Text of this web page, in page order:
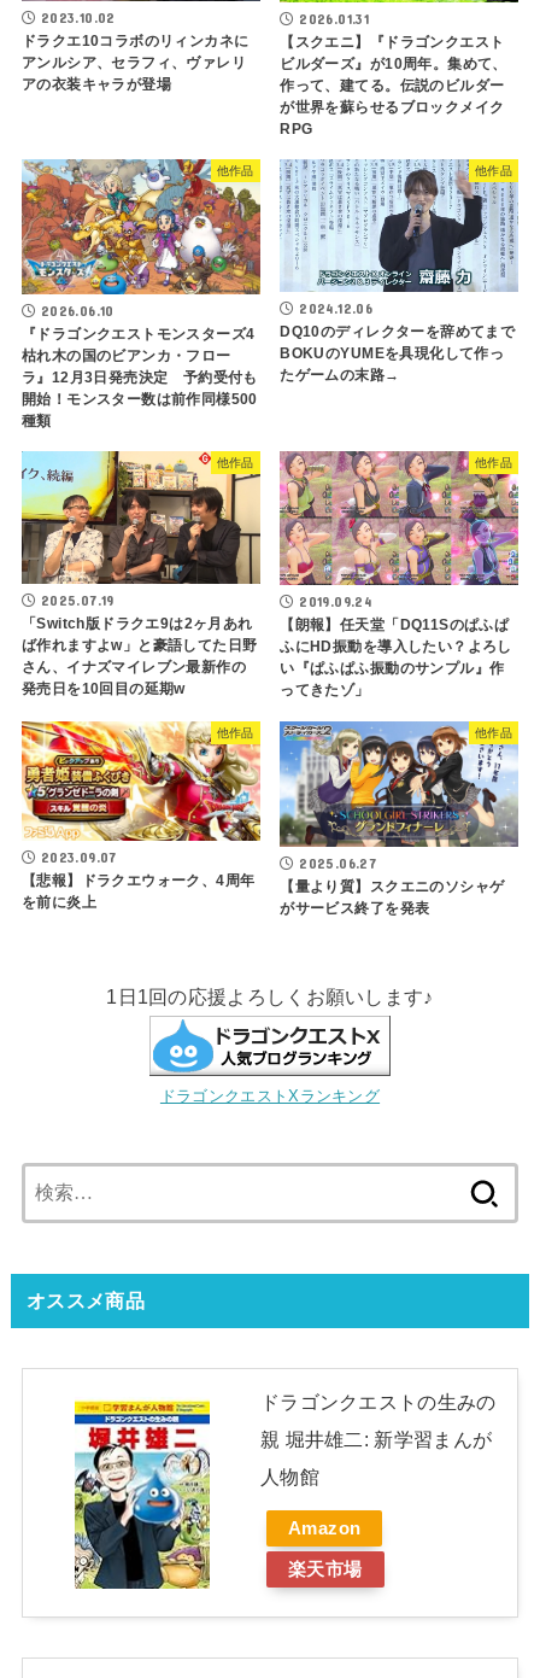
2023.10.02
ドラクエ10コラボのリィンカネに
アンルシア、セラフィ、ヴァレリ
アの衣装キャラが登場
2026.01.31
【スクエニ】『ドラゴンクエスト
ビルダーズ』が10周年。集めて、
作って、建てる。伝説のビルダー
が世界を蘇らせるブロックメイク
RPG
他作品
2026.06.10
『ドラゴンクエストモンスターズ4
枯れ木の国のビアンカ・フロー
ラ』12月3日発売決定 予約受付も
開始！モンスター数は前作同様500
種類
他作品
2024.12.06
DQ10のディレクターを辞めてまで
BOKUのYUMEを具現化して作っ
たゲームの末路→
他作品
2025.07.19
「Switch版ドラクエ9は2ヶ月あれ
ば作れますよw」と豪語してた日野
さん、イナズマイレブン最新作の
発売日を10回目の延期w
他作品
2019.09.24
【朗報】任天堂「DQ11Sのぱふぱ
ふにHD振動を導入したい？よろし
い『ぱふぱふ振動のサンプル』作
ってきたゾ」
他作品
2023.09.07
【悲報】ドラクエウォーク、4周年
を前に炎上
他作品
2025.06.27
【量より質】スクエニのソシャゲ
がサービス終了を発表
1日1回の応援よろしくお願いします♪
ドラゴンクエストXランキング
索:
オススメ商品
ドラゴンクエストの生みの
親 堀井雄二: 新学習まんが
人物館
Amazon
楽天市場